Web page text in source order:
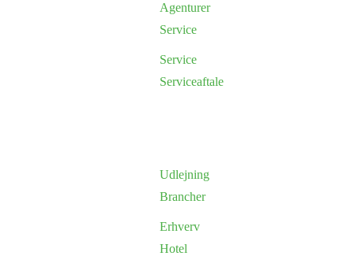
Agenturer
Service
Service
Serviceaftale
Udlejning
Brancher
Erhverv
Hotel